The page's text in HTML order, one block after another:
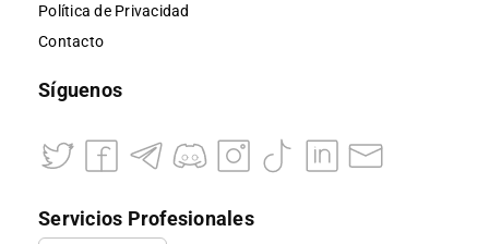
Política de Privacidad
Contacto
Síguenos
Servicios Profesionales